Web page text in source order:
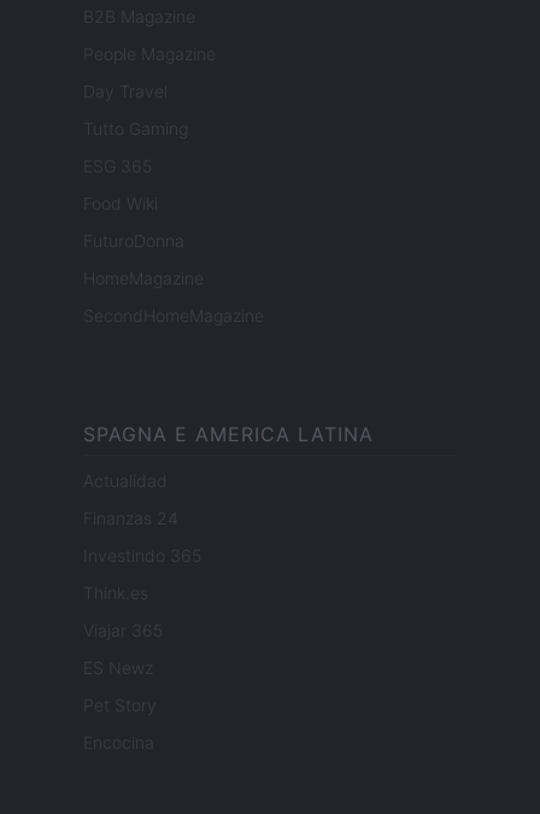
B2B Magazine
People Magazine
Day Travel
Tutto Gaming
ESG 365
Food Wiki
FuturoDonna
HomeMagazine
SecondHomeMagazine
SPAGNA E AMERICA LATINA
Actualidad
Finanzas 24
Investindo 365
Think.es
Viajar 365
ES Newz
Pet Story
Encocina